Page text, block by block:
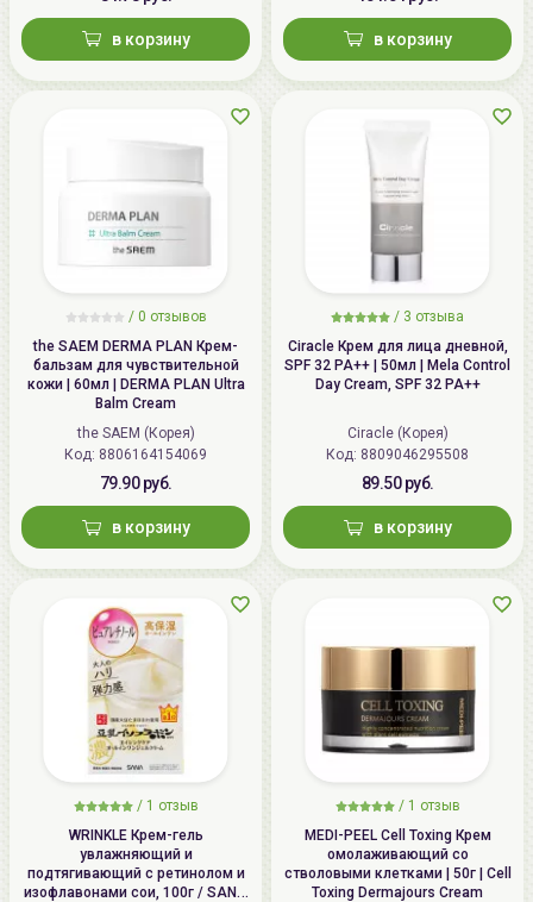
в корзину в корзину
/ 0 отзывов
the SAEM DERMA PLAN Крем-
бальзам для чувствительной
кожи | 60мл | DERMA PLAN Ultra
Balm Cream
the SAEM (Корея)
Код: 8806164154069
79.90 руб.
в корзину
/ 3 отзыва
Ciracle Крем для лица дневной,
SPF 32 PA++ | 50мл | Mela Control
Day Cream, SPF 32 PA++
Ciracle (Корея)
Код: 8809046295508
89.50 руб.
в корзину
/ 1 отзыв
WRINKLE Крем-гель
увлажняющий и
подтягивающий с ретинолом и
изофлавонами сои, 100г / SANA
/ 1 отзыв
MEDI-PEEL Cell Toxing Крем
омолаживающий со
стволовыми клетками | 50г | Cell
Toxing Dermajours Cream